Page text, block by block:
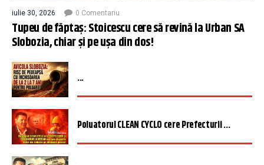
iulie 30, 2026 0 Comentariu
Tupeu de făptaș: Stoicescu cere să revină la Urban SA
Slobozia, chiar și pe ușa din dos!
...
Poluatorul CLEAN CYCLO cere Prefecturii ...